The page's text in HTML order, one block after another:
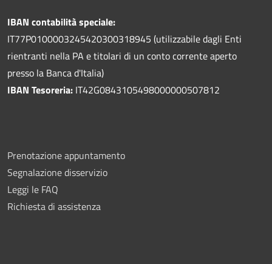
IBAN contabilità speciale:
IT77P0100003245420300318945 (utilizzabile dagli Enti
rientranti nella PA e titolari di un conto corrente aperto
presso la Banca d'Italia)
IBAN Tesoreria: IT42G0843105498000000507812
Prenotazione appuntamento
Segnalazione disservizio
Leggi le FAQ
Richiesta di assistenza